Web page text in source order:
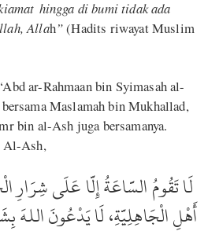
hingga di bumi tidak ada
Allah”(Hadits riwayat Muslim
ar-Rahmaan bin Syimasah al-
Maslamah bin Mukhallad,
bin al-Ash juga bersamanya.
Al-Ash,
لَا تَقُومُ السَّاعَةُ إِلَّا عَلَى
أَهْلِ الْجَاهِلِيَّةِ، لَا يَدْعُونَ اللهَ